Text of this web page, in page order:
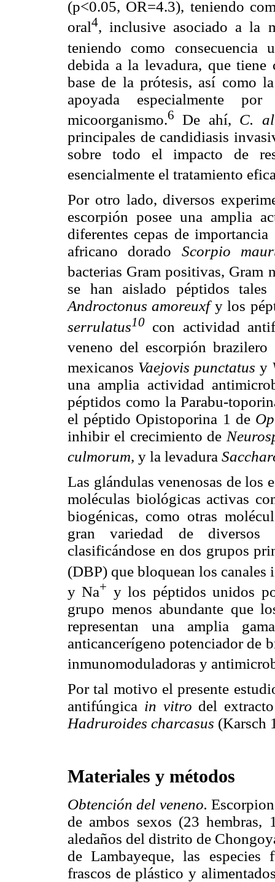
(p<0.05, OR=4.3), teniendo
oral4, inclusive asociado a la
teniendo como consecuencia
debida a la levadura, que tiene
base de la prótesis, así como
apoyada especialmente
micoorganismo.6 De ahí, C.
principales de candidiasis
sobre todo el impacto de
esencialmente el tratamiento
Por otro lado, diversos
escorpión posee una amplia
diferentes cepas de
africano dorado Scorpio
bacterias Gram positivas, Gram
se han aislado péptidos
Androctonus amoreuxfy los
serrulatus10 con actividad
veneno del escorpión brazilero
mexicanos Vaejovis punctatus y
una amplia actividad
péptidos como la Parabu-
el péptido Opistoporina 1 de
inhibir el crecimiento de
culmorum, y la levadura
Las glándulas venenosas de los
moléculas biológicas activas
biogénicas, como otras
gran variedad de diversos
clasificándose en dos grupos
(DBP) que bloquean los canales
y Na+ y los péptidos unidos
grupo menos abundante que
representan una amplia
anticancerígeno potenciador de
inmunomoduladoras y
Por tal motivo el presente
antifúngica in vitro del
Hadruroides charcasus (Karsch
Materiales y métodos
Obtención del veneno.
de ambos sexos (23 hembras,
aledaños del distrito de
de Lambayeque, las
frascos de plástico y